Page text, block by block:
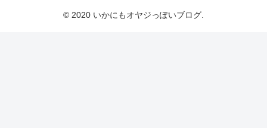
© 2020 いかにもオヤジっぽいブログ.